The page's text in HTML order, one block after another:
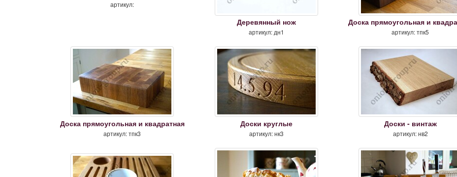
артикул:
Деревянный нож
артикул: дн1
Доска прямоугольная и
артикул: тпк5
Доска прямоугольная и квадратная
артикул: тпк3
Доски круглые
артикул: нк3
Доски - винтаж
артикул: нв2